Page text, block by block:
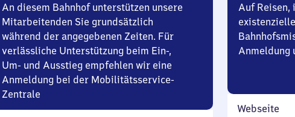
An diesem Bahnhof unterstützen unsere
Mitarbeitenden Sie grundsätzlich
während der angegebenen Zeiten. Für
verlässliche Unterstützung beim Ein-,
Um- und Ausstieg empfehlen wir eine
Anmeldung bei der Mobilitätsservice-
Zentrale
Auf Reisen,
Anmeldung
Webseite